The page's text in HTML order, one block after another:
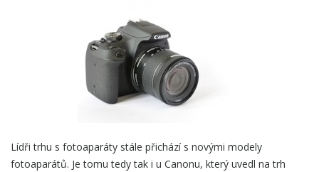
Lídři trhu s fotoaparáty stále přichází s novými modely
fotoaparátů. Je tomu tedy tak i u Canonu, který uvedl na trh